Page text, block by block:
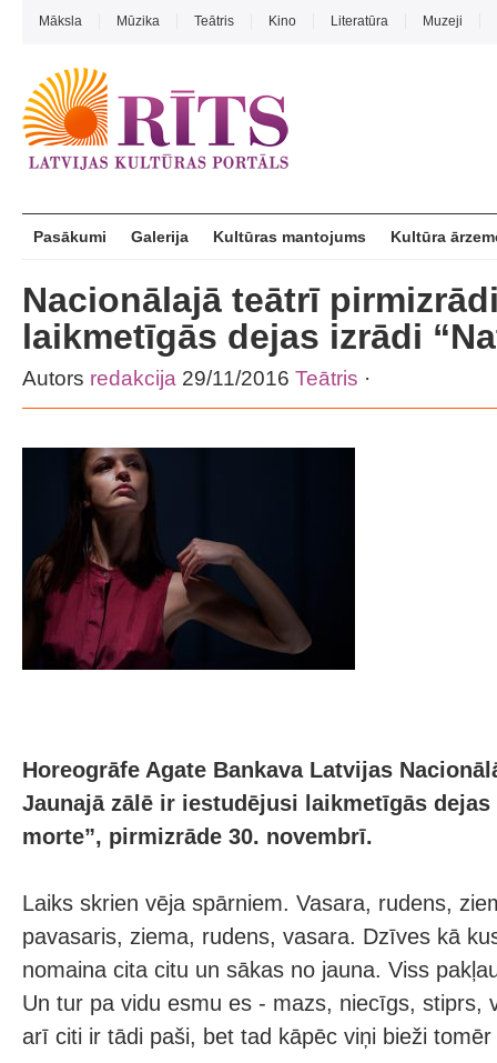
Māksla Mūzika Teātris Kino Literatūra Muzeji
Pasākumi Galerija Kultūras mantojums Kultūra
Nacionālajā teātrī
laikmetīgās dejas izrādi
Autors redakcija 29/11/2016 Teātris ·
Horeogrāfe Agate Bankava Latvijas
Jaunajā zālē ir iestudējusi laikmetīgās dejas
morte”, pirmizrāde 30. novembrī.
Laiks skrien vēja spārniem. Vasara, rudens,
pavasaris, ziema, rudens, vasara. Dzīves kā
nomaina cita citu un sākas no jauna. Viss
Un tur pa vidu esmu es - mazs, niecīgs, stiprs,
arī citi ir tādi paši, bet tad kāpēc viņi bieži